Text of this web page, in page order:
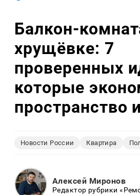
Балкон-
хрущёвке: 7
проверенных
которые
пространство
Новости России Квартира
Алексей Миронов
Редактор рубрики